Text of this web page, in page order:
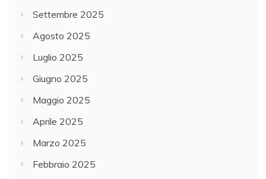
Settembre 2025
Agosto 2025
Luglio 2025
Giugno 2025
Maggio 2025
Aprile 2025
Marzo 2025
Febbraio 2025